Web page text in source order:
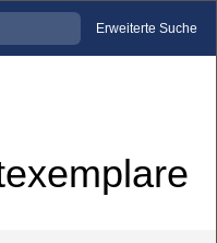
Erweiterte Suche